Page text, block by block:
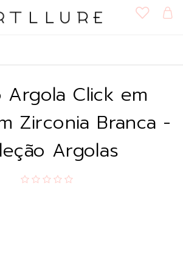
Argola Click em
Zirconia Branca -
Argolas